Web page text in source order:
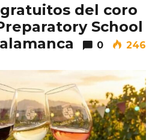
del coro
School
0 246